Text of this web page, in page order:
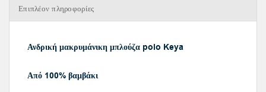
Επιπλέον πληροφορίες
Ανδρική μακρυμάνικη μπλούζα polo Keya
Από 100% βαμβάκι